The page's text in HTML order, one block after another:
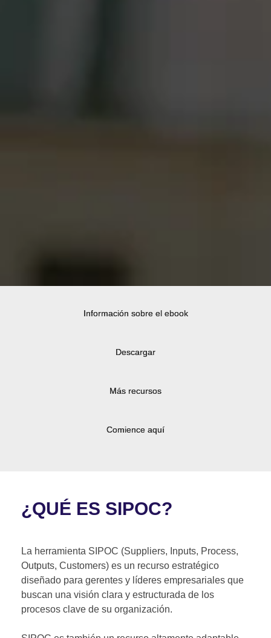
Información sobre el ebook
Descargar
Más recursos
Comience aquí
¿QUÉ ES SIPOC?
La herramienta SIPOC (Suppliers, Inputs, Process,
Outputs, Customers) es un recurso estratégico
diseñado para gerentes y líderes empresariales que
buscan una visión clara y estructurada de los
procesos clave de su organización.